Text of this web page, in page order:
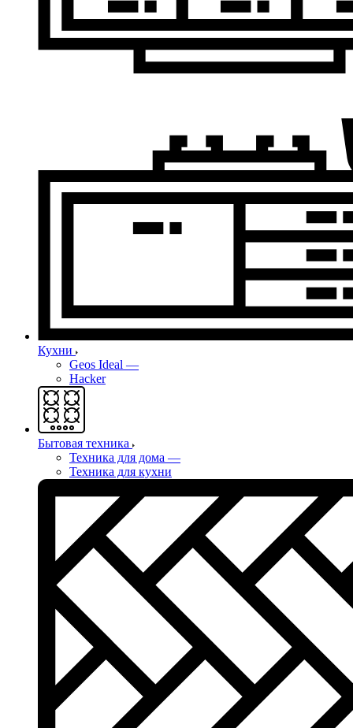
Кухни
Geos Ideal —
Hacker
Бытовая техника
Техника для дома —
Техника для кухни